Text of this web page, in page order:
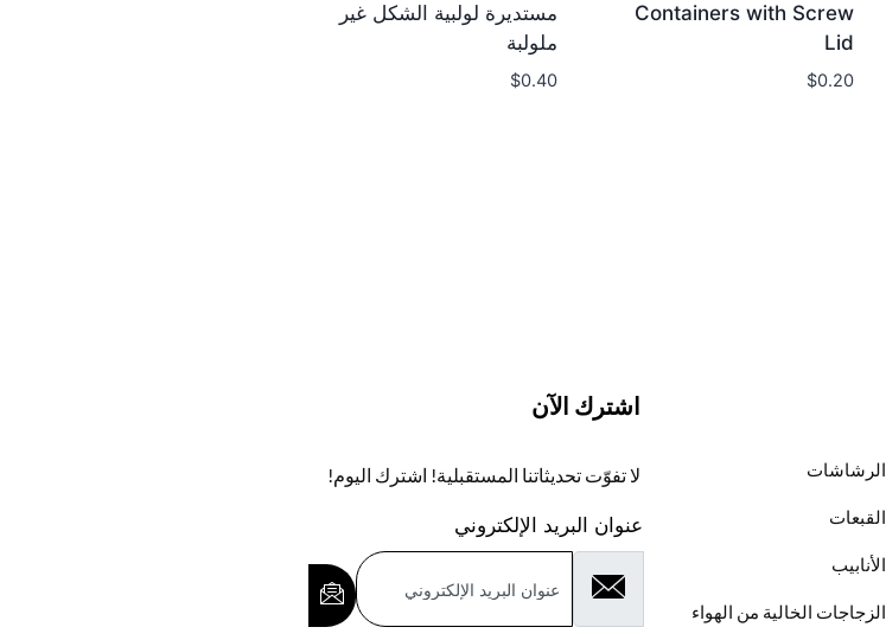
Containers with Screw
Lid
$0.20
مستديرة لولبية الشكل غير
ملولبة
$0.40
الرشاشات
القبعات
الأنابيب
الزجاجات الخالية من الهواء
اشترك الآن
لا تفوّت تحديثاتنا المستقبلية! اشترك اليوم!
عنوان البريد الإلكتروني